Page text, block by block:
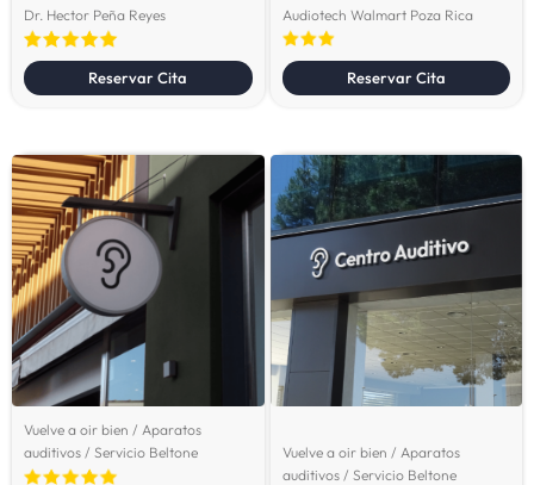
Dr. Hector Peña Reyes
Reservar Cita
Audiotech Walmart Poza Rica
Reservar Cita
Vuelve a oir bien / Aparatos
auditivos / Servicio Beltone
Vuelve a oir bien / Aparatos
auditivos / Servicio Beltone